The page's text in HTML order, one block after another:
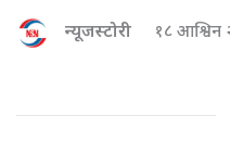
न्यूजस्टोरी १८ आश्विन